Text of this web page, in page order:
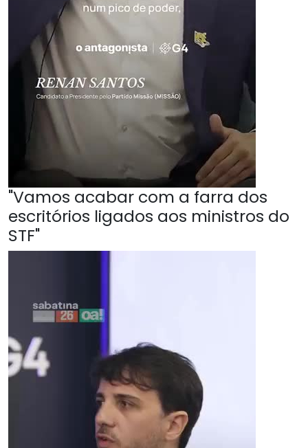
"Vamos acabar com a farra dos
escritórios ligados aos ministros do
STF"